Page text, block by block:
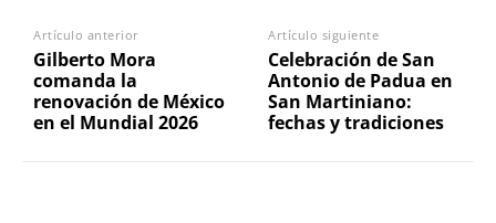
Artículo anterior
Gilberto Mora
comanda la
renovación de México
en el Mundial 2026
Artículo siguiente
Celebración de San
Antonio de Padua en
San Martiniano:
fechas y tradiciones